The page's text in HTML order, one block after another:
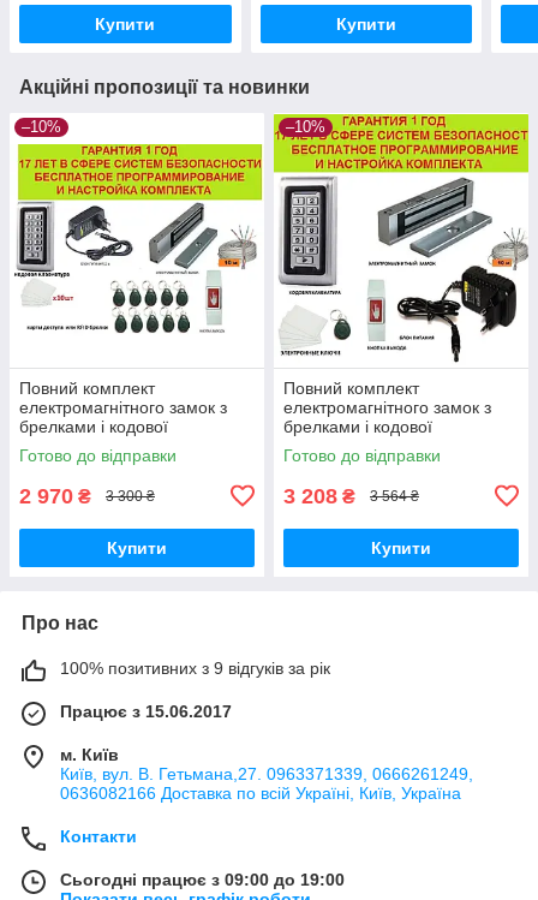
Купити Купити
Акційні пропозиції та новинки
–10%
Повний комплект
електромагнітного замок з
брелками і кодової
клавіатурою
Готово до відправки
2 970 ₴ 3 300 ₴
Купити
–10%
Повний комплект
електромагнітного замок з
брелками і кодової
клавіатурою
Готово до відправки
3 208 ₴ 3 564 ₴
Купити
Про нас
100% позитивних з 9 відгуків за рік
Працює з 15.06.2017
м. Київ
Київ, вул. В. Гетьмана,27. 0963371339, 0666261249,
0636082166 Доставка по всій Україні, Київ, Україна
Контакти
Сьогодні працює з 09:00 до 19:00